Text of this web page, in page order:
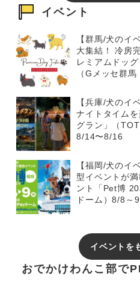
イベント
【群馬/犬のイ
大集結！ 冷房
レミアムドッ
（Gメッセ群
【兵庫/犬のイ
ナイトタイム
グラン」（
8/14〜8/16
【福岡/犬のイ
型イベントが
ント「Pet博
ドーム）8/8～9
イベントを
おでかけわんこ部で